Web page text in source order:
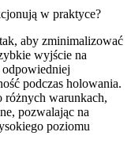
w praktyce?
aby zminimalizować
wyjście na
podczas holowania.
różnych warunkach,
pozwalając na
poziomu